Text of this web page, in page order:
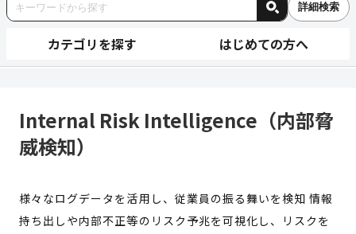
詳細検索
カテゴリを探す はじめての方へ
Internal Risk Intelligence（内部脅
威検知）
様々なログデータを活用し、従業員の振る舞いを検知 情報
持ち出しや内部不正等のリスク予兆を可視化し、リスクを